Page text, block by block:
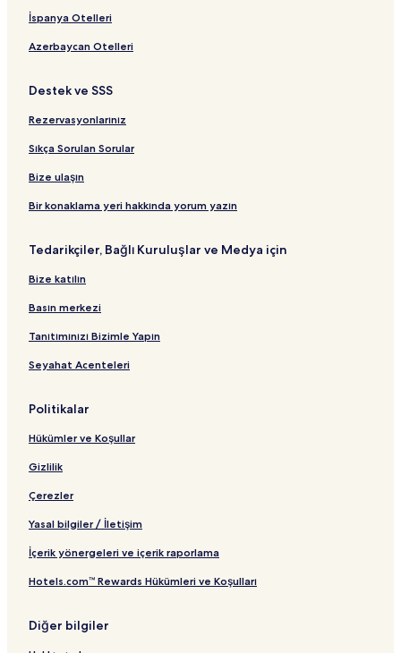
İspanya Otelleri
Azerbaycan Otelleri
Destek ve SSS
Rezervasyonlarınız
Sıkça Sorulan Sorular
Bize ulaşın
Bir konaklama yeri hakkında yorum yazın
Tedarikçiler, Bağlı Kuruluşlar ve Medya için
Bize katılın
Basın merkezi
Tanıtımınızı Bizimle Yapın
Seyahat Acenteleri
Politikalar
Hükümler ve Koşullar
Gizlilik
Çerezler
Yasal bilgiler / İletişim
İçerik yönergeleri ve içerik raporlama
Hotels.com™ Rewards Hükümleri ve Koşulları
Diğer bilgiler